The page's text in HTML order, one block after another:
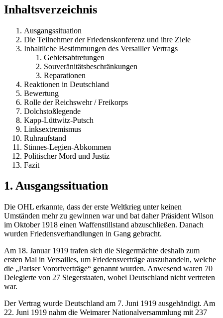
Inhaltsverzeichnis
Ausgangssituation
Die Teilnehmer der Friedenskonferenz und ihre Ziele
Inhaltliche Bestimmungen des Versailler Vertrags
Gebietsabtretungen
Souveränitätsbeschränkungen
Reparationen
Reaktionen in Deutschland
Bewertung
Rolle der Reichswehr / Freikorps
Dolchstoßlegende
Kapp-Lüttwitz-Putsch
Linksextremismus
Ruhraufstand
Stinnes-Legien-Abkommen
Politischer Mord und Justiz
Fazit
1. Ausgangssituation
Die OHL erkannte, dass der erste Weltkrieg unter keinen
Umständen mehr zu gewinnen war und bat daher Präsident Wilson
im Oktober 1918 einen Waffenstillstand abzuschließen. Danach
wurden Friedensverhandlungen in Gang gebracht.
Am 18. Januar 1919 trafen sich die Siegermächte deshalb zum
ersten Mal in Versailles, um Friedensverträge auszuhandeln, welche
die „Pariser Vorortverträge“ genannt wurden. Anwesend waren 70
Delegierte von 27 Siegerstaaten, wobei Deutschland nicht vertreten
war.
Der Vertrag wurde Deutschland am 7. Juni 1919 ausgehändigt. Am
22. Juni 1919 nahm die Weimarer Nationalversammlung mit 237